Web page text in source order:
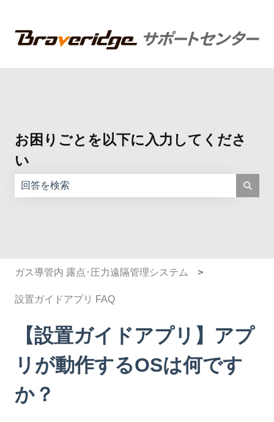
お困りごとを以下に入力してくださ
い
ガス導管内 露点･圧力遠隔管理システム
設置ガイドアプリ FAQ
【設置ガイドアプリ】アプ
リが動作するOSは何です
か？